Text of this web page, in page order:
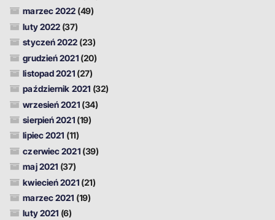
marzec 2022 (49)
luty 2022 (37)
styczeń 2022 (23)
grudzień 2021 (20)
listopad 2021 (27)
październik 2021 (32)
wrzesień 2021 (34)
sierpień 2021 (19)
lipiec 2021 (11)
czerwiec 2021 (39)
maj 2021 (37)
kwiecień 2021 (21)
marzec 2021 (19)
luty 2021 (6)